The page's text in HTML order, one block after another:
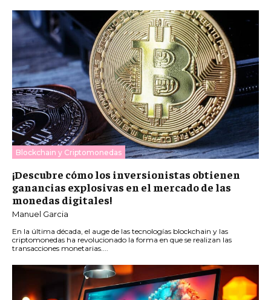
Blockchain y Criptomonedas
¡Descubre cómo los inversionistas obtienen
ganancias explosivas en el mercado de las
monedas digitales!
Manuel Garcia
En la última década, el auge de las tecnologías blockchain y las
criptomonedas ha revolucionado la forma en que se realizan las
transacciones monetarias....